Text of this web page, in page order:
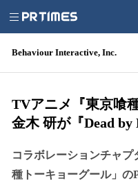
Behaviour Interactive, Inc.
TVアニメ『東京喰
金木 研が『Dead by
コラボレーションチャプ
種トーキョーグール」